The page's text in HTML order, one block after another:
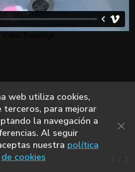
web utiliza cookies,
terceros, para mejorar
la navegación a
Al seguir
nuestra política
de cookies